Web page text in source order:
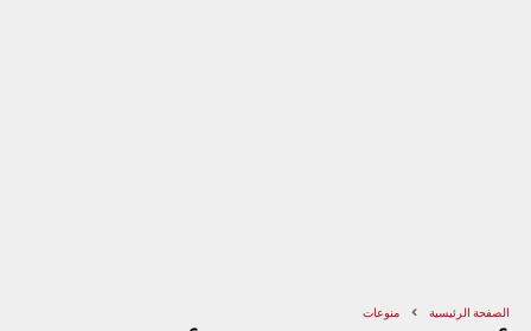
الصفحة الرئيسية منوعات